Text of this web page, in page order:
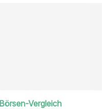
Vergleich